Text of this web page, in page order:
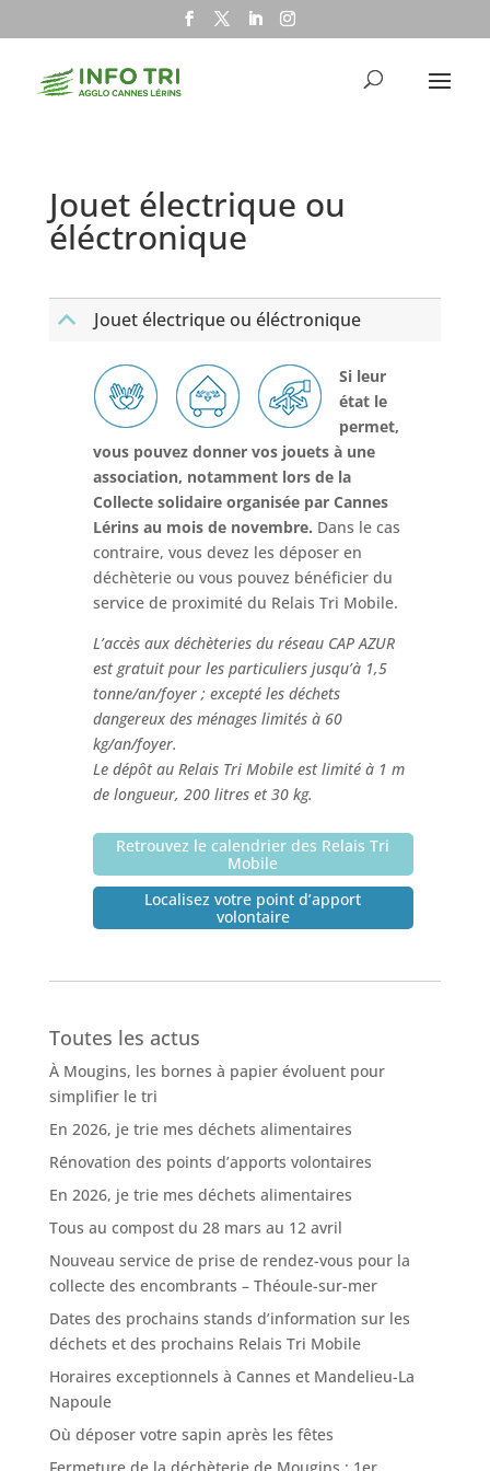
Jouet électrique ou
éléctronique
B Jouet électrique ou éléctronique
Si leur
état le
permet,
vous pouvez donner vos jouets à une
association, notamment lors de la
Collecte solidaire organisée par Cannes
Lérins au mois de novembre. Dans le cas
contraire, vous devez les déposer en
déchèterie ou vous pouvez bénéficier du
service de proximité du Relais Tri Mobile.
L’accès aux déchèteries du réseau CAP AZUR
est gratuit pour les particuliers jusqu’à 1,5
tonne/an/foyer ; excepté les déchets
dangereux des ménages limités à 60
kg/an/foyer.
Le dépôt au Relais Tri Mobile est limité à 1 m
de longueur, 200 litres et 30 kg.
Retrouvez le calendrier des Relais Tri
Mobile
Localisez votre point d’apport
volontaire
Toutes les actus
À Mougins, les bornes à papier évoluent pour
simplifier le tri
En 2026, je trie mes déchets alimentaires
Rénovation des points d’apports volontaires
En 2026, je trie mes déchets alimentaires
Tous au compost du 28 mars au 12 avril
Nouveau service de prise de rendez-vous pour la
collecte des encombrants – Théoule-sur-mer
Dates des prochains stands d’information sur les
déchets et des prochains Relais Tri Mobile
Horaires exceptionnels à Cannes et Mandelieu-La
Napoule
Où déposer votre sapin après les fêtes